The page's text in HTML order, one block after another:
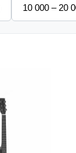
10 000 – 20